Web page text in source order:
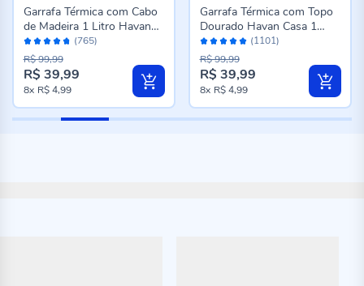
Avaliação:
94%
(765)
Garrafa Térmica com Cabo
de Madeira 1 Litro Havan
Casa - Preto
Preço
especial
R$ 39,99
R$ 99,99
8x R$ 4,99
Avaliação:
98%
(1101)
Garrafa Térmica com Topo
Dourado Havan Casa 1
Litro - Preto
Preço
especial
R$ 39,99
R$ 99,99
8x R$ 4,99